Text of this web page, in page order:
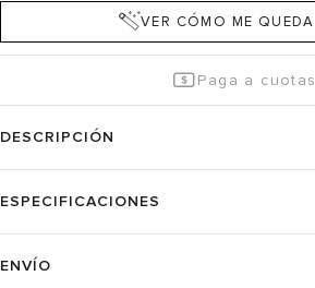
VER CÓMO ME QUEDA
Paga a cuotas
DESCRIPCIÓN
ESPECIFICACIONES
ENVÍO